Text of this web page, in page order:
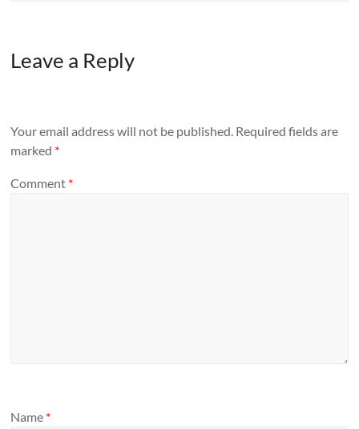
Leave a Reply
Your email address will not be published. Required fields are
marked *
Comment *
Name *